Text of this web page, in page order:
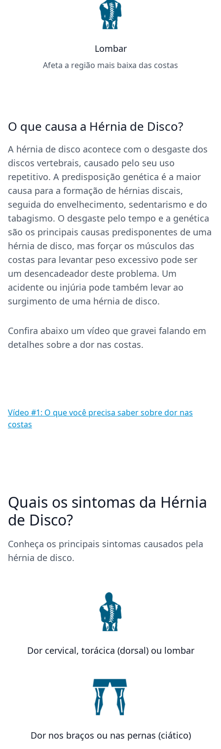
Lombar
Afeta a região mais baixa das costas
O que causa a Hérnia de Disco?
A hérnia de disco acontece com o desgaste dos
discos vertebrais, causado pelo seu uso
repetitivo. A predisposição genética é a maior
causa para a formação de hérnias discais,
seguida do envelhecimento, sedentarismo e do
tabagismo. O desgaste pelo tempo e a genética
são os principais causas predisponentes de uma
hérnia de disco, mas forçar os músculos das
costas para levantar peso excessivo pode ser
um desencadeador deste problema. Um
acidente ou injúria pode também levar ao
surgimento de uma hérnia de disco.
Confira abaixo um vídeo que gravei falando em
detalhes sobre a dor nas costas.
Vídeo #1: O que você precisa saber sobre dor nas
costas
Quais os sintomas da Hérnia
de Disco?
Conheça os principais sintomas causados pela
hérnia de disco.
Dor cervical, torácica (dorsal) ou lombar
Dor nos braços ou nas pernas (ciático)